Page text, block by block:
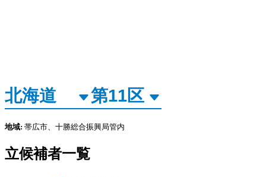
地域: 帯広市、十勝総合振興局管内
立候補者一覧